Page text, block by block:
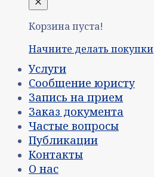
Корзина пуста!
Начните делать покупки
Услуги
Сообщение юристу
Запись на прием
Заказ документа
Частые вопросы
Публикации
Контакты
О нас